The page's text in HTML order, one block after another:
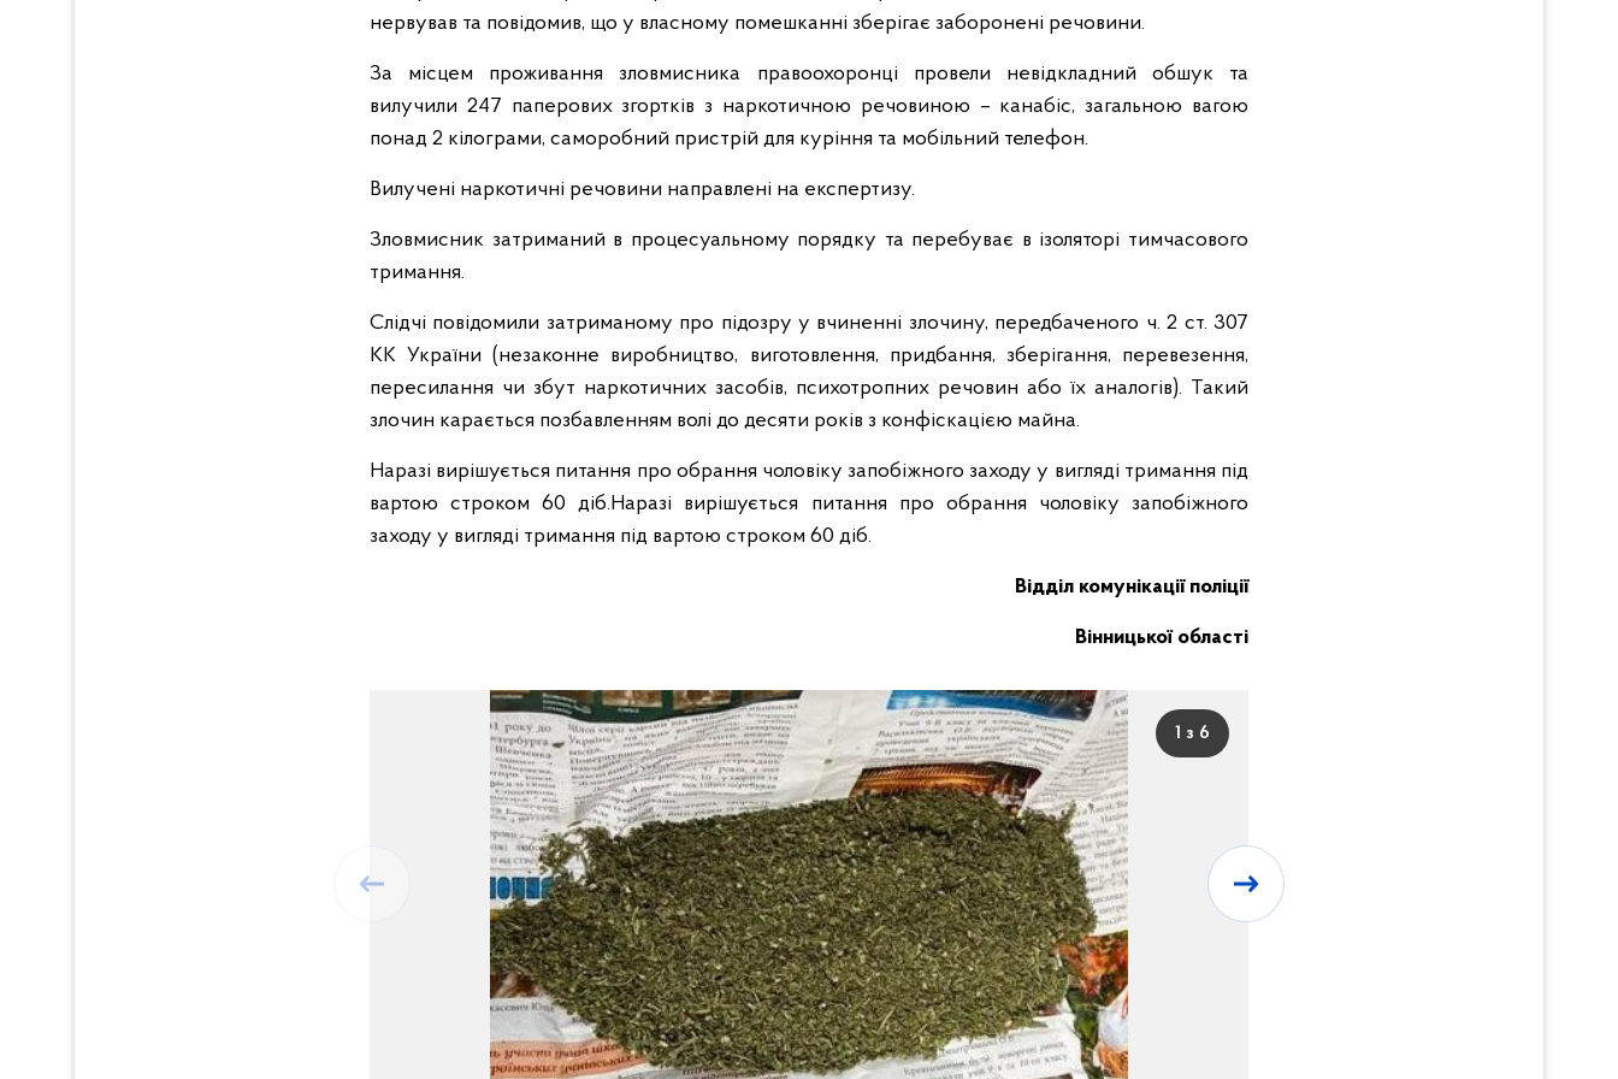
нервував та повідомив, що у власному помешканні зберігає заборонені речовини.
За місцем проживання зловмисника правоохоронці провели невідкладний обшук та
вилучили 247 паперових згортків з наркотичною речовиною – канабіс, загальною вагою
понад 2 кілограми, саморобний пристрій для куріння та мобільний телефон.
Вилучені наркотичні речовини направлені на експертизу.
Зловмисник затриманий в процесуальному порядку та перебуває в ізоляторі тимчасового
тримання.
Слідчі повідомили затриманому про підозру у вчиненні злочину, передбаченого ч. 2 ст. 307
КК України (незаконне виробництво, виготовлення, придбання, зберігання, перевезення,
пересилання чи збут наркотичних засобів, психотропних речовин або їх аналогів). Такий
злочин карається позбавленням волі до десяти років з конфіскацією майна.
Наразі вирішується питання про обрання чоловіку запобіжного заходу у вигляді тримання під
вартою строком 60 діб.Наразі вирішується питання про обрання чоловіку запобіжного
заходу у вигляді тримання під вартою строком 60 діб.
Відділ комунікації поліції
Вінницької області
1 з 6